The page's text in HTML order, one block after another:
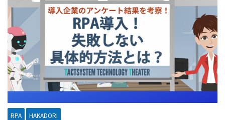
RPA HAKADORI